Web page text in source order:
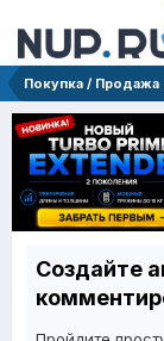
Покупка / Продажа
Создайте